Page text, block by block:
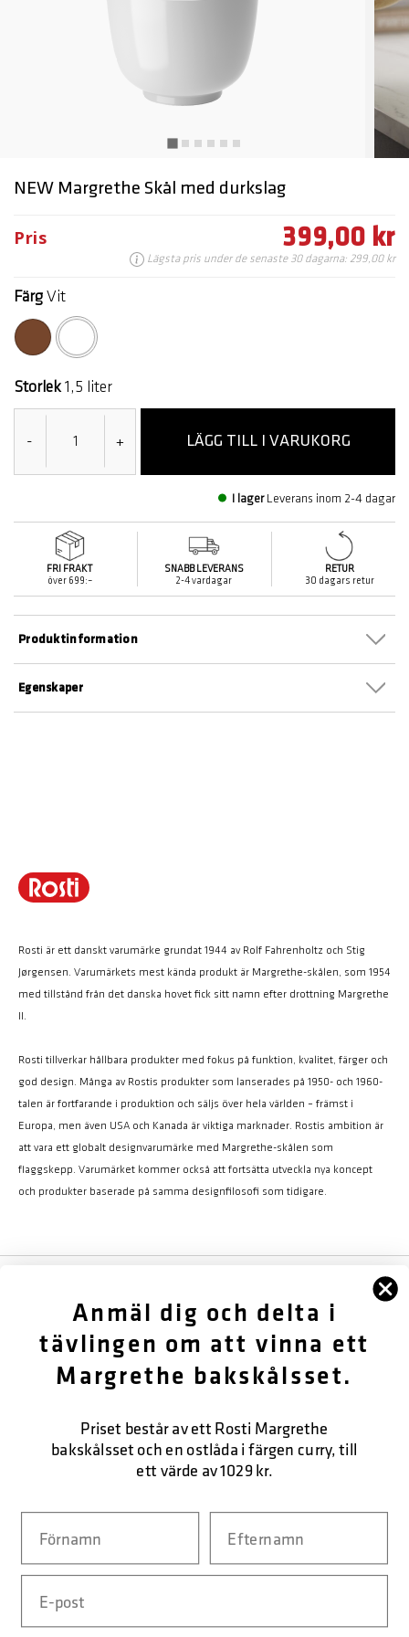
NEW Margrethe Skål med durkslag
Pris 399,00 kr
Lägsta pris under de senaste 30 dagarna: 299,00 kr
Färg Vit
markerade
Storlek 1,5 liter
- + LÄGG TILL I VARUKORG
I lager Leverans inom 2-4 dagar
FRI FRAKT
över 699:–
SNABB LEVERANS
2-4 vardagar
RETUR
30 dagars retur
Egenskaper
Produktinformation
Rosti är ett danskt varumärke grundat 1944 av Rolf Fahrenholtz och Stig
Jørgensen. Varumärkets mest kända produkt är Margrethe-skålen, som 1954
med tillstånd från det danska hovet fick sitt namn efter drottning Margrethe
Rosti tillverkar hållbara produkter med fokus på funktion, kvalitet, färger och
god design. Många av Rostis produkter som lanserades på 1950- och 1960-
talen är fortfarande i produktion och säljs över hela världen – främst i
Europa, men även USA och Kanada är viktiga marknader. Rostis ambition är
att vara ett globalt designvarumärke med Margrethe-skålen som
flaggskepp. Varumärket kommer också att fortsätta utveckla nya koncept
och produkter baserade på samma designfilosofi som tidigare.
KUNDTJÄNST
Anmäl dig och delta i
tävlingen om att vinna ett
Margrethe bakskålsset.
Priset består av ett Rosti Margrethe
bakskålsset och en ostlåda i färgen curry, till
ett värde av 1029 kr.